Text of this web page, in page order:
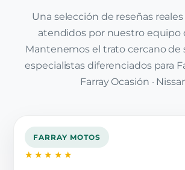
Una selección de reseñas
atendidos por nuestro equipo
Mantenemos el trato cercano de
especialistas diferenciados para
Farray Ocasión ·
FARRAY MOTOS
★★★★★